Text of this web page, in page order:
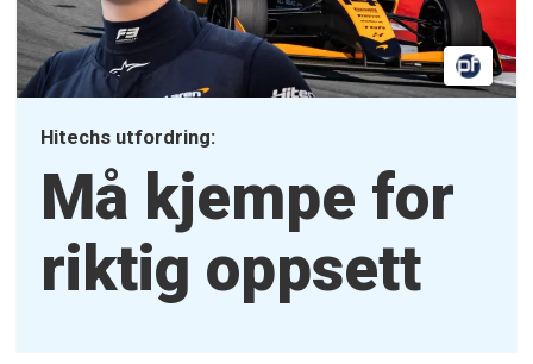
Hitechs utfordring:
Må kjempe for
riktig oppsett